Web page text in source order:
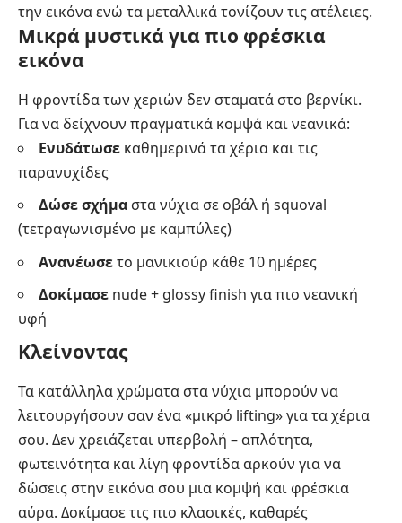
την εικόνα ενώ τα μεταλλικά τονίζουν τις ατέλειες.
Μικρά μυστικά για πιο φρέσκια
εικόνα
Η φροντίδα των χεριών δεν σταματά στο βερνίκι.
Για να δείχνουν πραγματικά κομψά και νεανικά:
Ενυδάτωσε καθημερινά τα χέρια και τις
παρανυχίδες
Δώσε σχήμα στα νύχια σε οβάλ ή squoval
(τετραγωνισμένο με καμπύλες)
Ανανέωσετο μανικιούρ κάθε 10 ημέρες
Δοκίμασε nude + glossy finish για πιο νεανική
υφή
Κλείνοντας
Τα κατάλληλα χρώματα στα νύχια μπορούν να
λειτουργήσουν σαν ένα «μικρό lifting» για τα χέρια
σου. Δεν χρειάζεται υπερβολή – απλότητα,
φωτεινότητα και λίγη φροντίδα αρκούν για να
δώσεις στην εικόνα σου μια κομψή και φρέσκια
αύρα. Δοκίμασε τις πιο κλασικές, καθαρές